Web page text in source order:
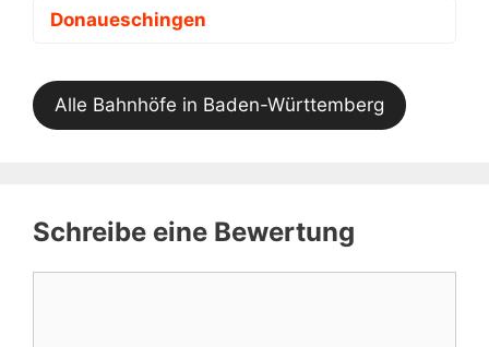
Donaueschingen
Alle Bahnhöfe in Baden-Württemberg
Schreibe eine Bewertung